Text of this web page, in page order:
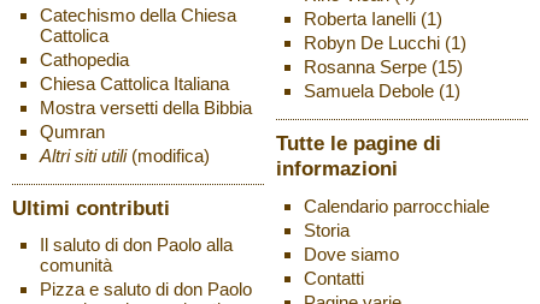
Catechismo della Chiesa
Cattolica
Cathopedia
Chiesa Cattolica Italiana
Mostra versetti della Bibbia
Qumran
Altri siti utili (modifica)
Ultimi contributi
Il saluto di don Paolo alla
comunità
Pizza e saluto di don Paolo
Roberta Ianelli(1)
Robyn De Lucchi(1)
Rosanna Serpe(15)
Samuela Debole(1)
Tutte le pagine di
informazioni
Calendario parrocchiale
Storia
Dove siamo
Contatti